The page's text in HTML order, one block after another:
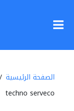
الصفحة الرئيسية
techno serveco